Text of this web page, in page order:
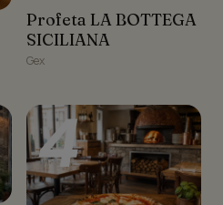
Profeta LA BOTTEGA
SICILIANA
Profeta LA BOTTEGA
SICILIANA
Gex
4